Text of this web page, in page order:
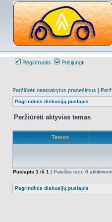
Registruotis Prisijungti
Peržiūrėti neatsakytus pranešimus |
Pagrindinis diskusijų puslapis
Peržiūrėti aktyvias temas
Temos
Puslapis 1 iš 1 [ Paieška rado 0
Pagrindinis diskusijų puslapis